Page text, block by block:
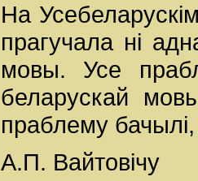
На
прагучала ні
мовы. Усе
беларускай
праблему
А.П. Вайтовічу